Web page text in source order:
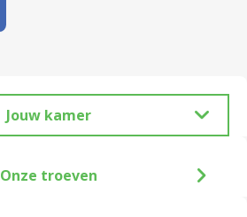
Jouw kamer
Onze troeven